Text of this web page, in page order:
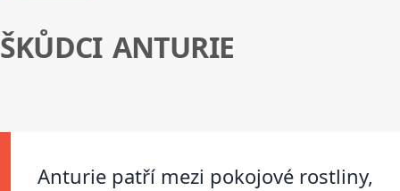
ŠKŮDCI ANTURIE
Anturie patří mezi pokojové rostliny,